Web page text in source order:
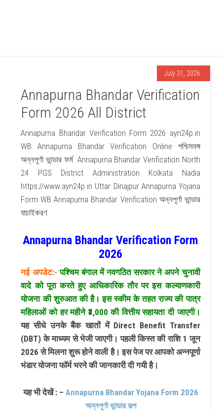
July 31, 2026
Annapurna Bhandar Verification
Form 2026 All District
Annapurna Bhandar Verification Form 2026 ayn24p.in
WB Annapurna Bhandar Verification Online পশ্চিমবঙ্গ
অন্নপূর্ণা ভান্ডার ফর্ম Annapurna Bhandar Verification North
24 PGS District Administration Kolkata Nadia
https://www.ayn24p.in Uttar Dinajpur Annapurna Yojana
Form WB Annapurna Bhandar Verification অন্নপূর্ণা ভান্ডার
যাচাইকরণ
Annapurna Bhandar Verification Form
2026
नई अपडेट:- पश्चिम बंगाल में नवगठित सरकार ने अपने चुनावी
वादे को पूरा करते हुए आधिकारिक तौर पर इस कल्याणकारी
योजना की शुरुआत की है। इस स्कीम के तहत राज्य की पात्र
महिलाओं को हर महीने ₹3,000 की वित्तीय सहायता दी जाएगी।
यह सीधे उनके बैंक खातों में Direct Benefit Transfer
(DBT) के माध्यम से भेजी जाएगी। पहली किस्त की राशि 1 जून
2026 से मिलना शुरू होने वाली है। इस पेज पर आपको अन्नपूर्णा
भंडार योजना फॉर्म भरने की जानकारी दी गयी है।
यह भी देखें : – Annapurna Bhandar Yojana Form 2026
অন্নপূর্ণা ভান্ডার রূপ